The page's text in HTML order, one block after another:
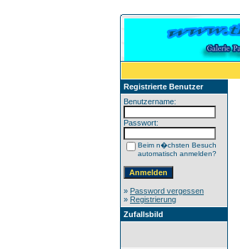
Registrierte Benutzer
Benutzername:
Passwort:
Beim n�chsten Besuch
automatisch anmelden?
» Password vergessen
» Registrierung
Zufallsbild